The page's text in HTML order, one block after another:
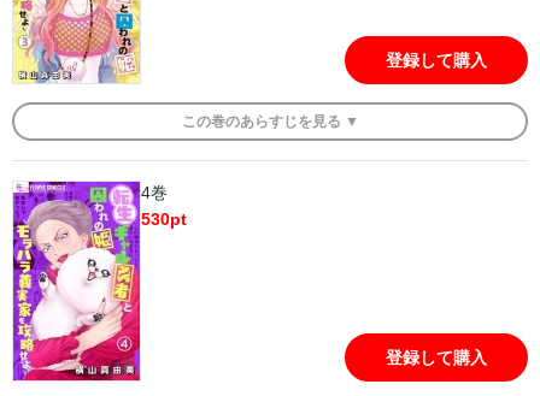
登録して購入
この巻のあらすじを 見る ▼
4巻
530pt
登録して購入